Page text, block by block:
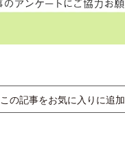
この記事をお気に入りに追加